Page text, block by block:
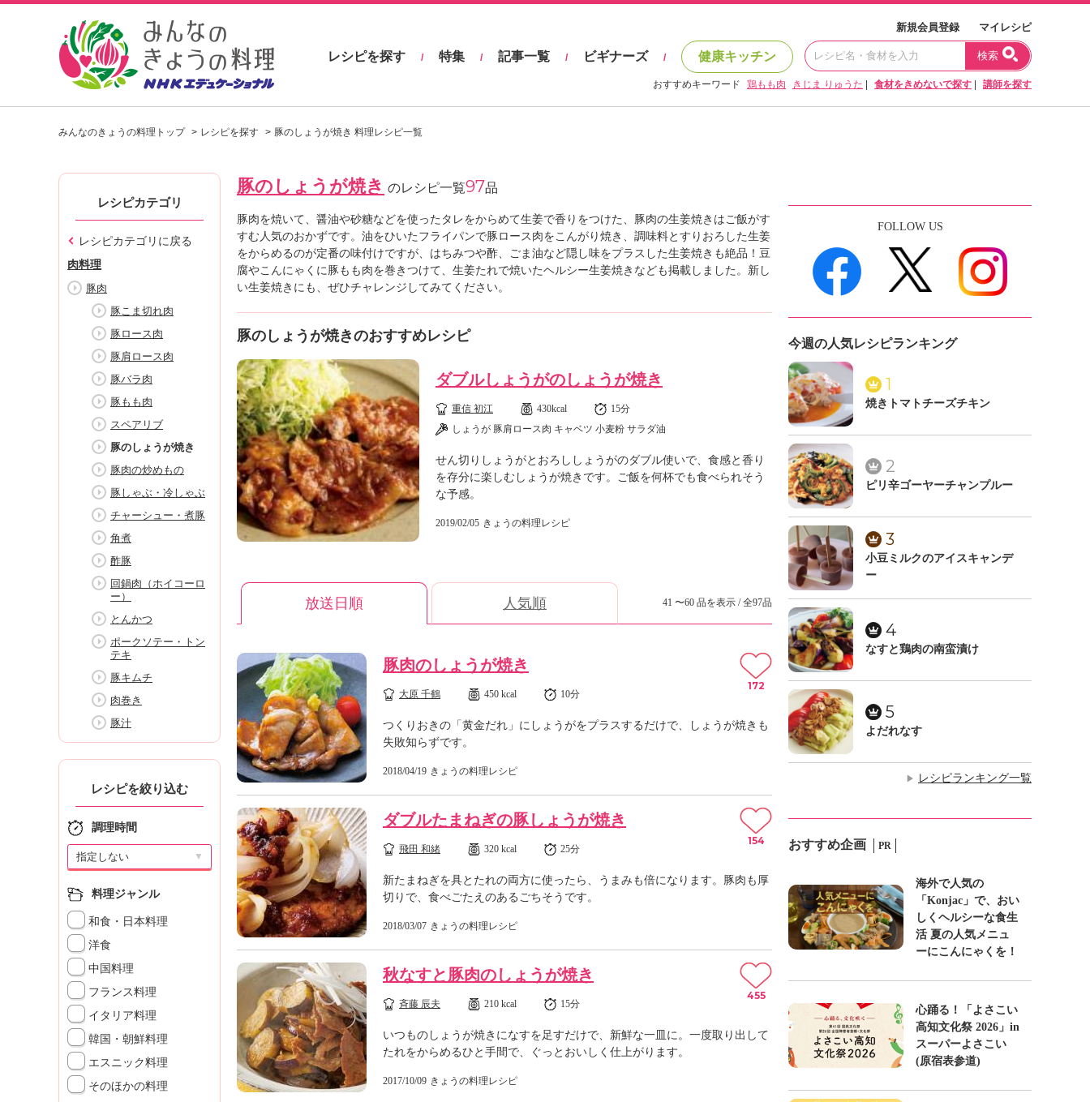
し
シ
を
見
つ
け
よ
N
K
エ
デ
ュ
ケ
ー
シ
ョ
ナ
ル
「
う
の
料
理
」
新規会員登録 マイレシピ
レシピを探す / 特集 / 記事一覧 / ビギナーズ / 健康キッチン 検索
おすすめキーワード 鶏もも肉 きじま りゅうた 食材をきめないで探す 講師を探す
みんなのきょうの料理トップ レシピを探す 豚のしょうが焼き 料理レシピ一覧
レシピカテゴリ
レシピカテゴリに戻る
肉料理
豚肉
豚こま切れ肉
豚ロース肉
豚肩ロース肉
豚バラ肉
豚もも肉
スペアリブ
豚のしょうが焼き
豚肉の炒めもの
豚しゃぶ・冷しゃぶ
チャーシュー・煮豚
角煮
酢豚
回鍋肉（ホイコーロ
ー）
とんかつ
ポークソテー・トン
テキ
豚キムチ
肉巻き
豚汁
レシピを絞り込む
調理時間
▼
料理ジャンル
和食・日本料理
洋食
中国料理
フランス料理
イタリア料理
韓国・朝鮮料理
エスニック料理
そのほかの料理
豚のしょうが焼き のレシピ一覧97品
豚肉を焼いて、醤油や砂糖などを使ったタレをからめて生姜で香りをつけた、豚肉の生姜焼きはご飯がす
すむ人気のおかずです。油をひいたフライパンで豚ロース肉をこんがり焼き、調味料とすりおろした生姜
をからめるのが定番の味付けですが、はちみつや酢、ごま油など隠し味をプラスした生姜焼きも絶品！豆
腐やこんにゃくに豚もも肉を巻きつけて、生姜たれで焼いたヘルシー生姜焼きなども掲載しました。新し
い生姜焼きにも、ぜひチャレンジしてみてください。
豚のしょうが焼きのおすすめレシピ
ダブルしょうがのしょうが焼き
重信 初江 430kcal
15分
しょうが 豚肩ロース肉 キャベツ 小麦粉 サラダ油
せん切りしょうがとおろししょうがのダブル使いで、食感と香り
を存分に楽しむしょうが焼きです。ご飯を何杯でも食べられそう
な予感。
2019/02/05 きょうの料理レシピ
放送日順 人気順 41 〜60 品を表示 / 全97品
豚肉のしょうが焼き
大原 千鶴 450 kcal 10分
つくりおきの「黄金だれ」にしょうがをプラスするだけで、しょうが焼きも
失敗知らずです。
2018/04/19 きょうの料理レシピ
172
ダブルたまねぎの豚しょうが焼き
飛田 和緒 320 kcal 25分
新たまねぎを具とたれの両方に使ったら、うまみも倍になります。豚肉も厚
切りで、食べごたえのあるごちそうです。
2018/03/07 きょうの料理レシピ
154
秋なすと豚肉のしょうが焼き
斉藤 辰夫 210 kcal 15分
いつものしょうが焼きになすを足すだけで、新鮮な一皿に。一度取り出して
たれをからめるひと手間で、ぐっとおいしく仕上がります。
2017/10/09 きょうの料理レシピ
455
FOLLOW US
今週の人気レシピランキング
1
焼きトマトチーズチキン
2
ピリ辛ゴーヤーチャンプルー
3
小豆ミルクのアイスキャンデ
ー
4
なすと鶏肉の南蛮漬け
5
よだれなす
▶ レシピランキング一覧
おすすめ企画 PR
海外で人気の
「Konjac」で、おい
しくヘルシーな食生
活 夏の人気メニュ
ーにこんにゃくを！
心踊る！「よさこい
高知文化祭 2026」in
スーパーよさこい
(原宿表参道)